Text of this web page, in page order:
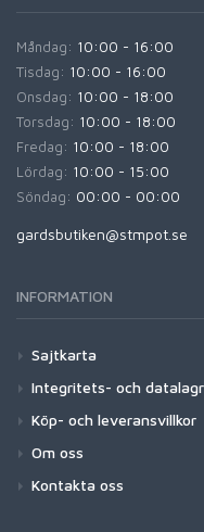
Måndag: 10:00 - 16:00
Tisdag: 10:00 - 16:00
Onsdag: 10:00 - 18:00
Torsdag: 10:00 - 18:00
Fredag: 10:00 - 18:00
Lördag: 10:00 - 15:00
Söndag: 00:00 - 00:00
gardsbutiken@stmpot.se
INFORMATION
Sajtkarta
Integritets- och
Köp- och leveransvillkor
Om oss
Kontakta oss